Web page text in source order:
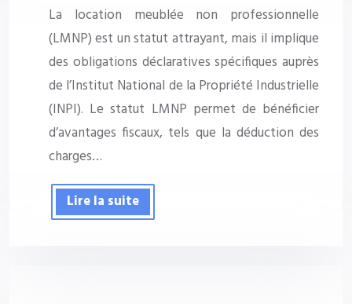
La location meublée non professionnelle
(LMNP) est un statut attrayant, mais il implique
des obligations déclaratives spécifiques auprès
de l’Institut National de la Propriété Industrielle
(INPI). Le statut LMNP permet de bénéficier
d’avantages fiscaux, tels que la déduction des
charges…
Lire la suite